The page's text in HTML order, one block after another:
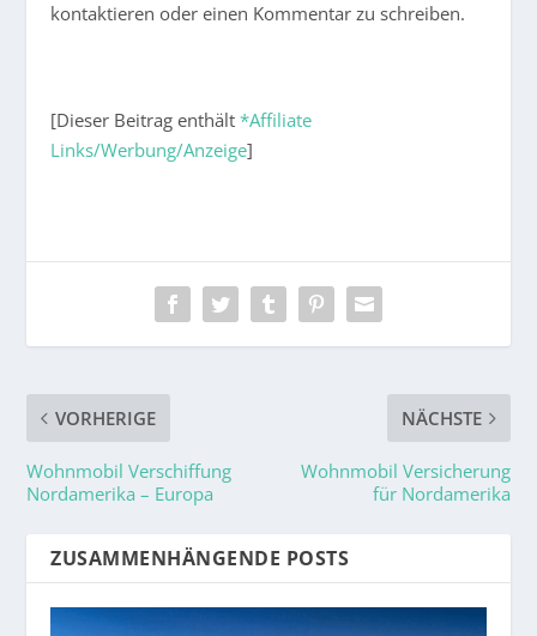
kontaktieren oder einen Kommentar zu schreiben.
[Dieser Beitrag enthält*Affiliate
Links/Werbung/Anzeige]
VORHERIGE
Wohnmobil Verschiffung
Nordamerika – Europa
NÄCHSTE
Wohnmobil Versicherung
für Nordamerika
ZUSAMMENHÄNGENDE POSTS